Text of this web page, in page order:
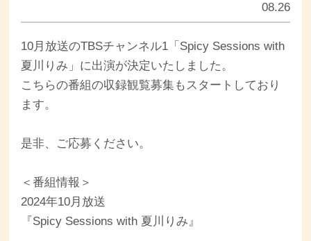
08.26
10月放送のTBSチャンネル1「Spicy Sessions with
夏川りみ」に出演が決定いたしました。
こちらの番組の収録観覧募集もスタートしており
ます。
是非、ご応募ください。
＜番組情報＞
2024年10月放送
『Spicy Sessions with 夏川りみ』